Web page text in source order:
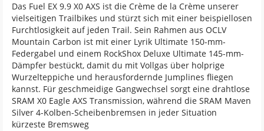
Das Fuel EX 9.9 X0 AXS ist die Crème de la Crème unserer
vielseitigen Trailbikes und stürzt sich mit einer beispiellosen
Furchtlosigkeit auf jeden Trail. Sein Rahmen aus OCLV
Mountain Carbon ist mit einer Lyrik Ultimate 150-mm-
Federgabel und einem RockShox Deluxe Ultimate 145-mm-
Dämpfer bestückt, damit du mit Vollgas über holprige
Wurzelteppiche und herausfordernde Jumplines fliegen
kannst. Für geschmeidige Gangwechsel sorgt eine drahtlose
SRAM X0 Eagle AXS Transmission, während die SRAM Maven
Silver 4-Kolben-Scheibenbremsen in jeder Situation
kürzeste Bremsweg